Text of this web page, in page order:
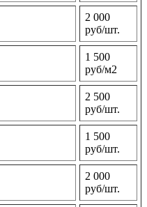
2 000
руб/шт.
1 500
руб/м2
2 500
руб/шт.
1 500
руб/шт.
2 000
руб/шт.